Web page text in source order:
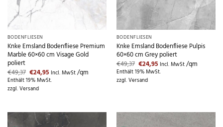
Nicht vorrätig
BODENFLIESEN
Knke Emsland Bodenfliese Premium
Marble 60×60 cm Visage Gold
poliert
€49,37 Ursprünglicher
Preis
war:
€49,37
€24,95Aktueller
Preis
ist:
Incl. MwSt/qm
Enthält 19% MwSt.
zzgl.Versand
Nicht vorrätig
BODENFLIESEN
Knke Emsland Bodenfliese Pulpis
60×60 cm Grey poliert
€49,37 Ursprünglicher
Preis
war:
€49,37
€24,95Aktueller
Preis
ist:
Incl. MwSt/qm
Enthält 19% MwSt.
zzgl.Versand